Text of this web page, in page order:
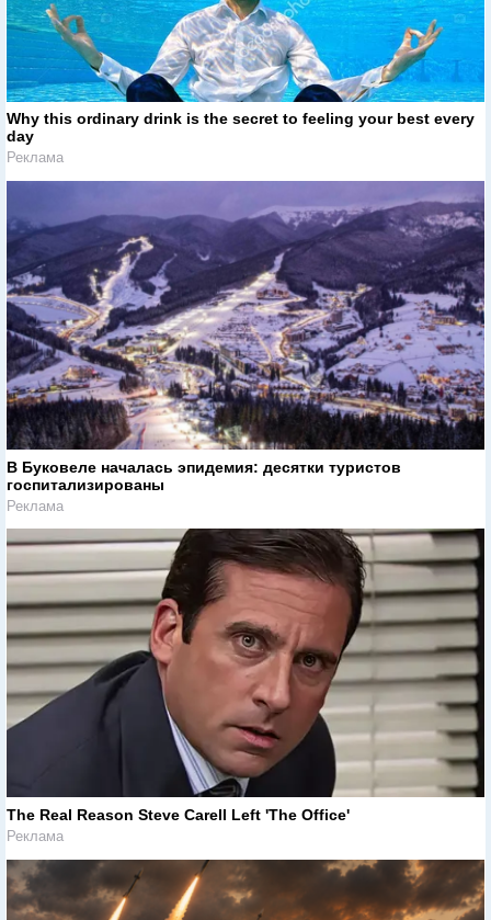
Why this ordinary drink is the secret to feeling your best every
day
Реклама
В Буковеле началась эпидемия: десятки туристов
госпитализированы
Реклама
The Real Reason Steve Carell Left 'The Office'
Реклама